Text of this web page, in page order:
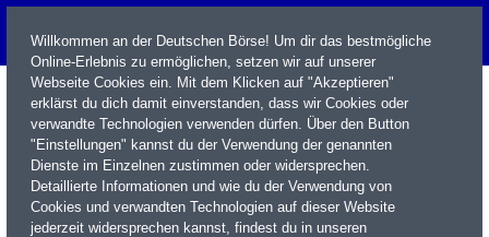
Name / WKN / ISIN / Kürzel
Willkommen an der Deutschen Börse! Um dir das bestmögliche
Online-Erlebnis zu ermöglichen, setzen wir auf unserer
Webseite Cookies ein. Mit dem Klicken auf "Akzeptieren"
erklärst du dich damit einverstanden, dass wir Cookies oder
verwandte Technologien verwenden dürfen. Über den Button
"Einstellungen" kannst du der Verwendung der genannten
Dienste im Einzelnen zustimmen oder widersprechen.
Detaillierte Informationen und wie du der Verwendung von
Cookies und verwandten Technologien auf dieser Website
jederzeit widersprechen kannst, findest du in unseren